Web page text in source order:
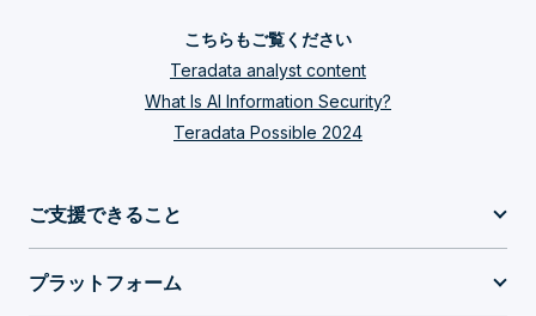
こちらもご覧ください
Teradata analyst content
What Is AI Information Security?
Teradata Possible 2024
ご支援できること
プラットフォーム